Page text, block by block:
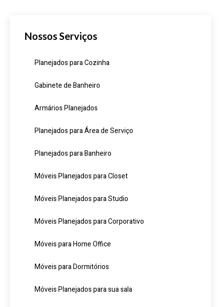
Nossos Serviços
Planejados para Cozinha
Gabinete de Banheiro
Armários Planejados
Planejados para Área de Serviço
Planejados para Banheiro
Móveis Planejados para Closet
Móveis Planejados para Studio
Móveis Planejados para Corporativo
Móveis para Home Office
Móveis para Dormitórios
Móveis Planejados para sua sala